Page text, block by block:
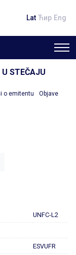
Lat Ћир Eng
U STEČAJU
o emitentu Objave
UNFC-L2
ESVUFR